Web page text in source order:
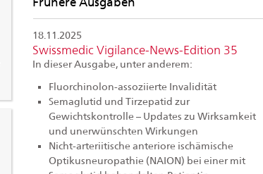
18.11.2025
Swissmedic Vigilance-News-Edition 35
In dieser Ausgabe, unter anderem:
Fluorchinolon-assoziierte Invalidität
Semaglutid und Tirzepatid zur
Gewichtskontrolle – Updates zu Wirksamkeit
und unerwünschten Wirkungen
Nicht-arteriitische anteriore ischämische
Optikusneuropathie (NAION) bei einer mit